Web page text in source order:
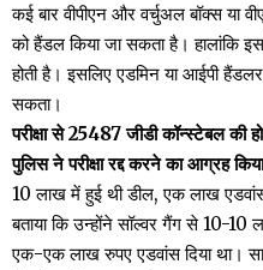
कई बार वीपीएन और वर्चुअल बॉक्स या
को हैंडल किया जा सकता है। हालांकि
होती है। इसलिए एडमिन या आईपी
सकता।
परीक्षा से 25487 जीडी कॉन्स्टेबल की
पुलिस ने परीक्षा रद्द करने का आग्रह
10 लाख में हुई थी डील, एक लाख एडवांस
बताया कि उन्होंने सॉल्वर गैंग से 10-10
एक-एक लाख रुपए एडवांस दिया था।